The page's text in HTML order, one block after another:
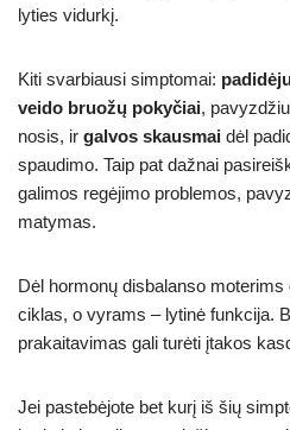
lyties vidurkį.
Kiti svarbiausi simptomai:
veido bruožų pokyčiai,
nosis, ir galvos skausmai dėl
spaudimo. Taip pat dažnai
galimos regėjimo problemos,
matymas.
Dėl hormonų disbalanso
ciklas, o vyrams – lytinė funkcija.
prakaitavimas gali turėti įtakos
Jei pastebėjote bet kurį iš šių